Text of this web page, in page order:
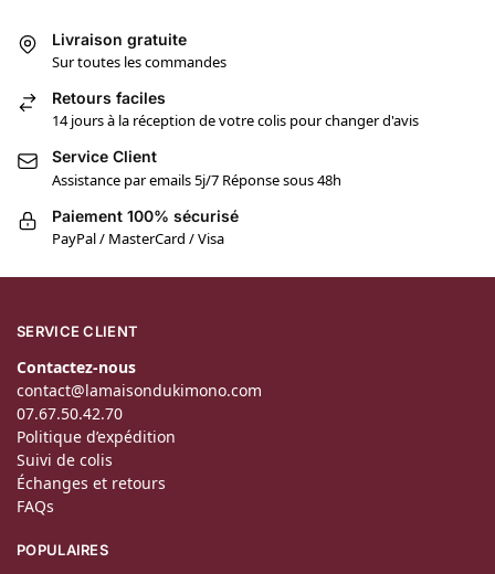
Livraison gratuite
Sur toutes les commandes
Retours faciles
14 jours à la réception de votre colis pour changer d'avis
Service Client
Assistance par emails 5j/7 Réponse sous 48h
Paiement 100% sécurisé
PayPal / MasterCard / Visa
SERVICE CLIENT
Contactez-nous
contact@lamaisondukimono.com
07.67.50.42.70
Politique d’expédition
Suivi de colis
Échanges et retours
FAQs
POPULAIRES